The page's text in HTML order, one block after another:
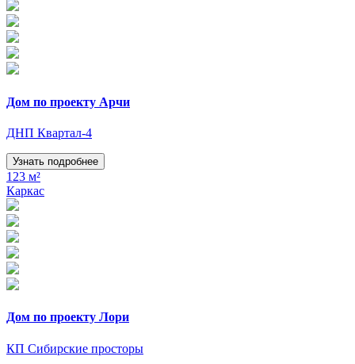
Дом по проекту Арчи
ДНП Квартал-4
Узнать подробнее
123 м²
Каркас
Дом по проекту Лори
КП Сибирские просторы